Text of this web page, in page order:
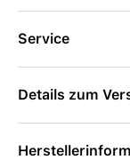
Service
Details zum